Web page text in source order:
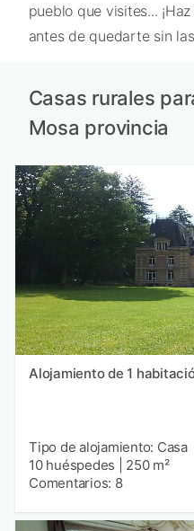
pueblo que visites...
antes de quedarte sin
Casas rurales
Mosa provincia
Alojamiento de 1
Tipo de alojamiento: Casa
10 huéspedes
250 m²
Comentarios: 8